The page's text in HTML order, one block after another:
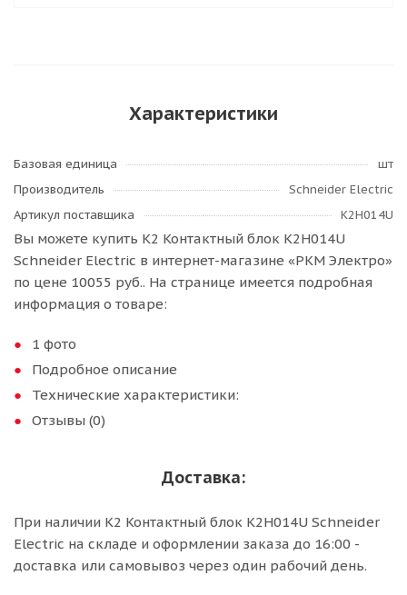
Характеристики
Базовая единица
шт
Производитель
Schneider Electric
Артикул поставщика
K2H014U
Вы можете купить К2 Контактный блок K2H014U
Schneider Electric в интернет-магазине «РКМ Электро»
по цене 10055 руб.. На странице имеется подробная
информация о товаре:
1 фото
Подробное описание
Технические характеристики:
Отзывы (0)
Доставка:
При наличии К2 Контактный блок K2H014U Schneider
Electric на складе и оформлении заказа до 16:00 -
доставка или самовывоз через один рабочий день.